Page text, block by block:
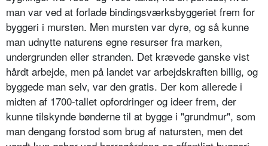
man var ved at forlade bindingsværksbyggeriet frem for
byggeri i mursten. Men mursten var dyre, og så kunne
man udnytte naturens egne resurser fra marken,
undergrunden eller stranden. Det krævede ganske vist
hårdt arbejde, men på landet var arbejdskraften billig, og
byggede man selv, var den gratis. Der kom allerede i
midten af 1700-tallet opfordringer og ideer frem, der
kunne tilskynde bønderne til at bygge i "grundmur", som
man dengang forstod som brug af natursten, men det